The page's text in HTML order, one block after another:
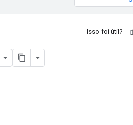
Isso foi útil?